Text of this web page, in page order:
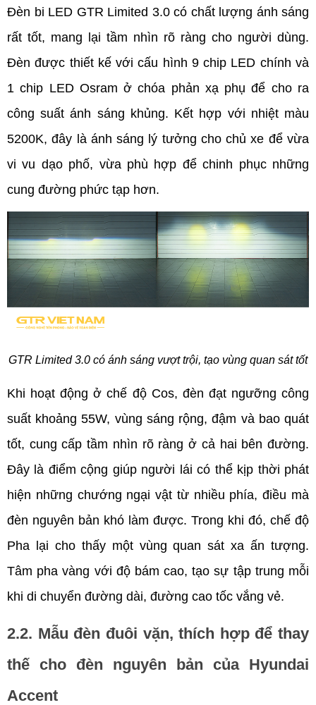
Đèn bi LED GTR Limited 3.0 có chất lượng ánh sáng
rất tốt, mang lại tầm nhìn rõ ràng cho người dùng.
Đèn được thiết kế với cấu hình 9 chip LED chính và
1 chip LED Osram ở chóa phản xạ phụ để cho ra
công suất ánh sáng khủng. Kết hợp với nhiệt màu
5200K, đây là ánh sáng lý tưởng cho chủ xe để vừa
vi vu dạo phố, vừa phù hợp để chinh phục những
cung đường phức tạp hơn.
GTR Limited 3.0 có ánh sáng vượt trội, tạo vùng quan sát tốt
Khi hoạt động ở chế độ Cos, đèn đạt ngưỡng công
suất khoảng 55W, vùng sáng rộng, đậm và bao quát
tốt, cung cấp tầm nhìn rõ ràng ở cả hai bên đường.
Đây là điểm cộng giúp người lái có thể kịp thời phát
hiện những chướng ngại vật từ nhiều phía, điều mà
đèn nguyên bản khó làm được. Trong khi đó, chế độ
Pha lại cho thấy một vùng quan sát xa ấn tượng.
Tâm pha vàng với độ bám cao, tạo sự tập trung mỗi
khi di chuyển đường dài, đường cao tốc vắng vẻ.
2.2. Mẫu đèn đuôi vặn, thích hợp để thay
thế cho đèn nguyên bản của Hyundai
Accent